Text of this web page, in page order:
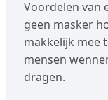
Voordelen van
geen masker
makkelijk mee
mensen
dragen.